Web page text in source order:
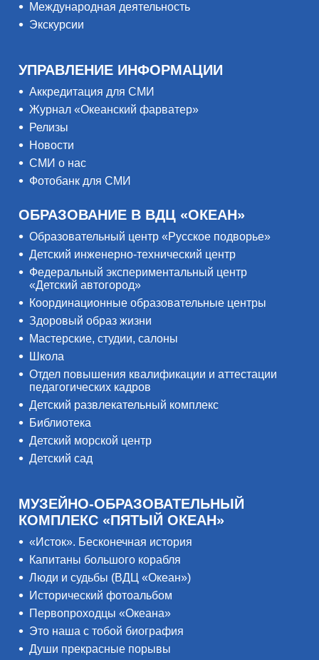
Международная деятельность
Экскурсии
УПРАВЛЕНИЕ ИНФОРМАЦИИ
Аккредитация для СМИ
Журнал «Океанский фарватер»
Релизы
Новости
СМИ о нас
Фотобанк для СМИ
ОБРАЗОВАНИЕ В ВДЦ «ОКЕАН»
Образовательный центр «Русское подворье»
Детский инженерно-технический центр
Федеральный экспериментальный центр
«Детский автогород»
Координационные образовательные центры
Здоровый образ жизни
Мастерские, студии, салоны
Школа
Отдел повышения квалификации и аттестации
педагогических кадров
Детский развлекательный комплекс
Библиотека
Детский морской центр
Детский сад
МУЗЕЙНО-ОБРАЗОВАТЕЛЬНЫЙ
КОМПЛЕКС «ПЯТЫЙ ОКЕАН»
«Исток». Бесконечная история
Капитаны большого корабля
Люди и судьбы (ВДЦ «Океан»)
Исторический фотоальбом
Первопроходцы «Океана»
Это наша с тобой биография
Души прекрасные порывы